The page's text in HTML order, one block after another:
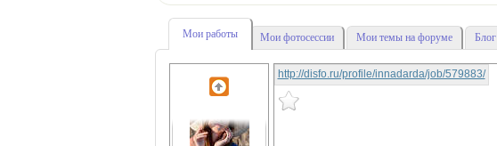
Мои работы Мои фотосессии Мои темы на форуме Блог
http://disfo.ru/profile/innadarda/job/579883/